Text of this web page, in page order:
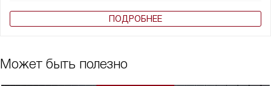
ПОДРОБНЕЕ
Может быть полезно